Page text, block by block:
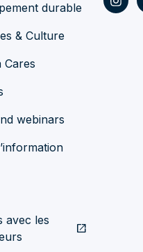
durable
& Culture
Cares
webinars
avec les
open_in_new